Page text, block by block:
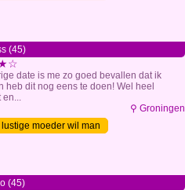
(45)
date is me zo goed bevallen dat ik
heb dit nog eens te doen! Wel heel
en...
⚲ Groningen
lustige moeder wil man
(45)